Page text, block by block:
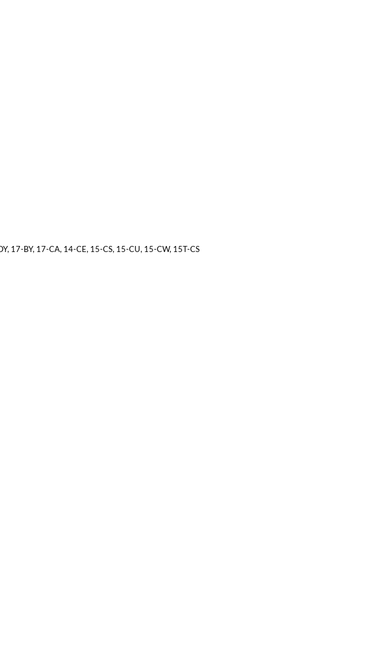
17-BY, 17-CA, 14-CE, 15-CS, 15-CU, 15-CW, 15T-CS